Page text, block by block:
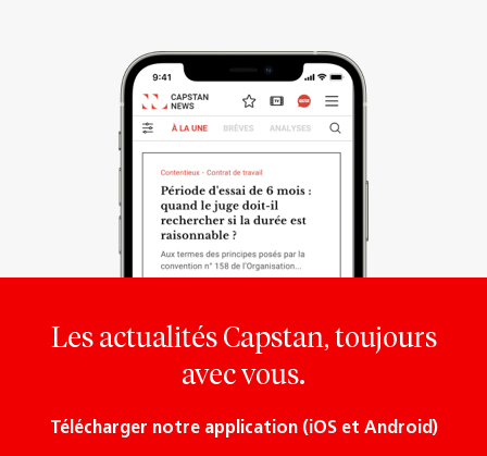
Les actualités Capstan, toujours
avec vous.
Télécharger notre application (iOS et Android)